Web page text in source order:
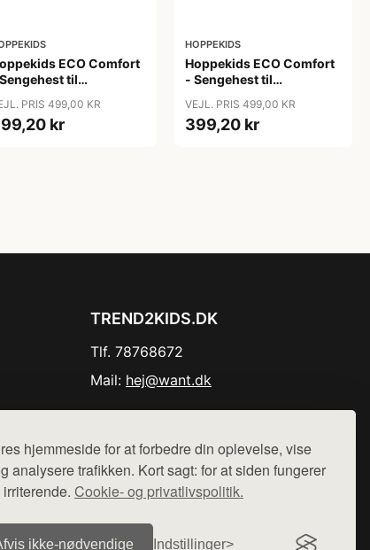
hjemmeside for at forbedre din oplevelse, vise
analysere trafikken. Kort sagt: for at siden fungerer
Cookie- og privatlivspolitik.
ikke‑nødvendige Indstillinger
ECO Comfort
til
PRIS 499,00 KR
kr
HOPPEKIDS
Hoppekids ECO Comfort
- Sengehest til
VEJL. PRIS 499,00 KR
399,20 kr
TREND2KIDS.DK
Tlf. 78768672
Mail: hej@want.dk
ikke varer fra denne side - vi henviser til de shops,